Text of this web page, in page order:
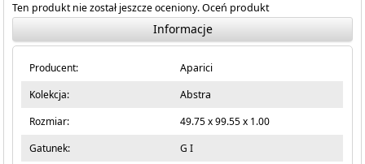
Ten produkt nie został jeszcze oceniony.Oceń produkt
Informacje
Producent:
Aparici
Kolekcja:
Abstra
Rozmiar:
49.75 x 99.55 x 1.00
Gatunek:
G I